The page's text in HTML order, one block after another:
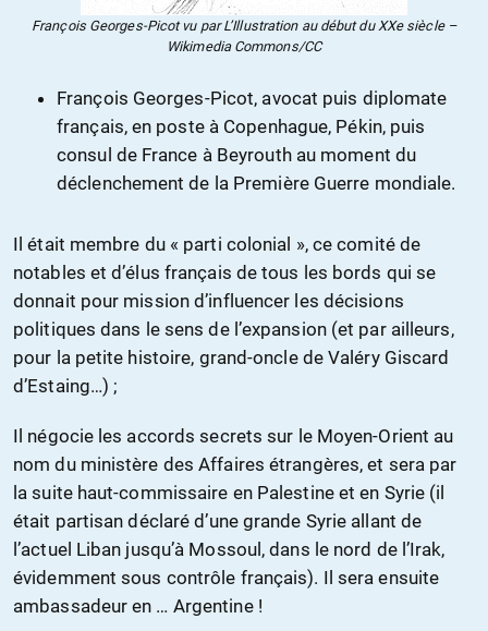
François Georges-Picot vu par L’Illustration au début du XXe siècle –
Wikimedia Commons/CC
François Georges-Picot, avocat puis diplomate
français, en poste à Copenhague, Pékin, puis
consul de France à Beyrouth au moment du
déclenchement de la Première Guerre mondiale.
Il était membre du « parti colonial », ce comité de
notables et d’élus français de tous les bords qui se
donnait pour mission d’influencer les décisions
politiques dans le sens de l’expansion (et par ailleurs,
pour la petite histoire, grand-oncle de Valéry Giscard
d’Estaing…) ;
Il négocie les accords secrets sur le Moyen-Orient au
nom du ministère des Affaires étrangères, et sera par
la suite haut-commissaire en Palestine et en Syrie (il
était partisan déclaré d’une grande Syrie allant de
l’actuel Liban jusqu’à Mossoul, dans le nord de l’Irak,
évidemment sous contrôle français). Il sera ensuite
ambassadeur en … Argentine !